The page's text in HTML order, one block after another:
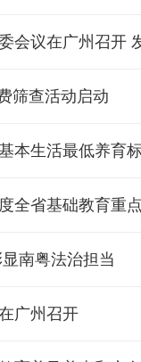
会议在广州召开
筛查活动启动
本生活最低养育
全省基础教育重
南粤法治担当
广州召开